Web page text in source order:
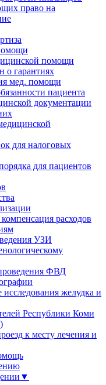
право на
помощи
о гарантиях
мед. помощи
пациента
документации
для налоговых
для пациентов
расходов
УЗИ
ФВД
исследования желудка и
Республики Коми
к месту лечения и